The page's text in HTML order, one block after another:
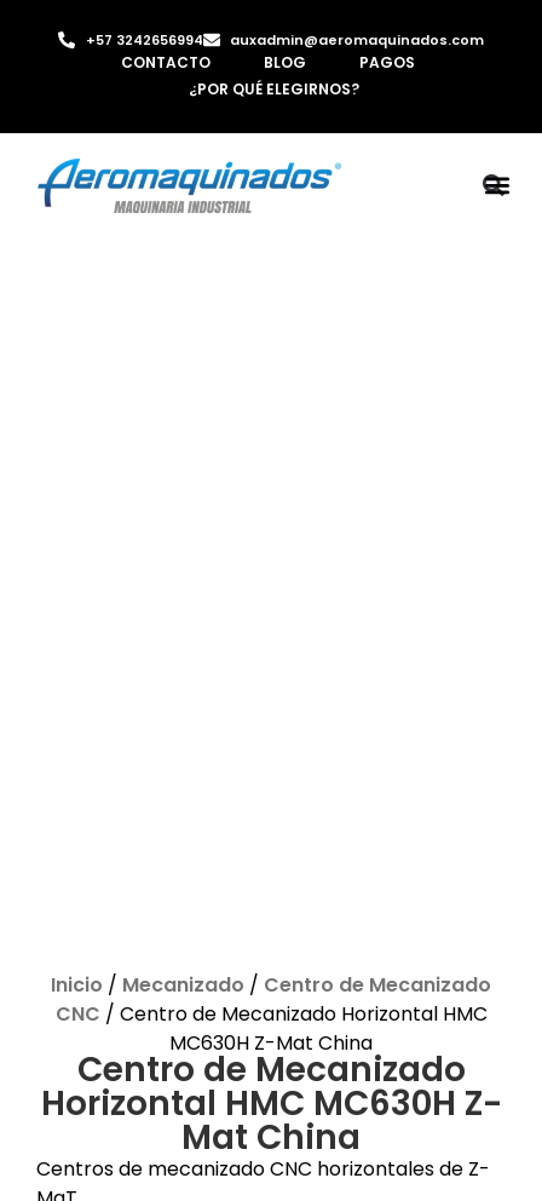
+57 3242656994 auxadmin@aeromaquinados.com
CONTACTO BLOG
PAGOS
¿POR QUÉ ELEGIRNOS?
Inicio / Mecanizado / Centro de Mecanizado
CNC / Centro de Mecanizado Horizontal HMC
MC630H Z-Mat China
Centro de Mecanizado
Horizontal HMC MC630H Z-
Mat China
Centros de mecanizado CNC horizontales de Z-